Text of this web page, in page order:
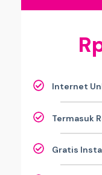
Internet
Termasuk
Gratis